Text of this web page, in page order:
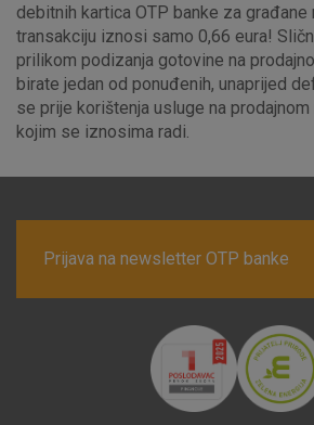
debitnih kartica OTP banke za građane
transakciju iznosi samo 0,66 eura!
prilikom podizanja gotovine na
birate jedan od ponuđenih, unaprijed
se prije korištenja usluge na
kojim se iznosima radi.
Prijava na newsletter OTP banke
o njima, ali u tom slučaju neki dijelovi
kolačići ne pohranjuju nikakve
identificirati.
Detaljnije informacije o kolačićima